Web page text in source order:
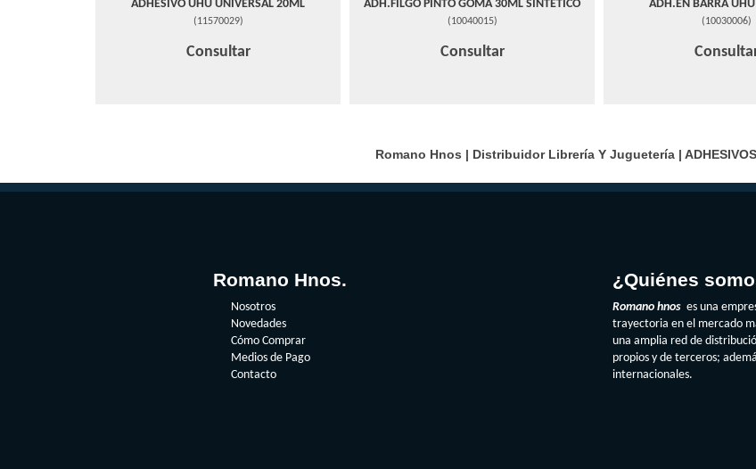
ADHESIVO UHU UNIVERSAL 20ML
(11570029)
Consultar
ADH.FILGO PINTO GOMA 30ML SINTETICO
(10040015)
Consultar
ADH.EN BARRA
(10030006)
Romano Hnos | Distribuidor Librería Y Juguetería | ADHESIVOS
Romano Hnos.
Nosotros
Novedades
Cómo Comprar
Medios de Pago
Contacto
¿Quiénes
Romano hnos es una
trayectoria en el mercado
una amplia red de
propios y de terceros;
internacionales.